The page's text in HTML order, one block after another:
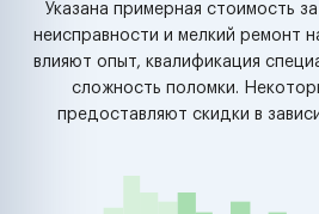
Указана примерная стоимость
неисправности и мелкий ремонт
влияют опыт, квалификация
сложность поломки.
предоставляют скидки в